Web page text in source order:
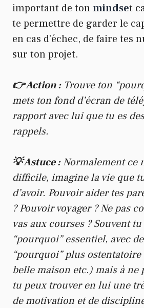
important de tonmindset
te permettre de garder le
en cas d’échec, de faire tes
sur ton projet.
👉 Action :Trouve ton
mets ton fond d’écran de
rapport avec lui que tu es
rappels.
💡 Astuce :Normalement ce
difficile, imagine la vie que
d’avoir. Pouvoir aider tes
? Pouvoir voyager ? Ne pas
vas aux courses ? Souvent
“pourquoi” essentiel, avec
“pourquoi” plus
belle maison etc.) mais à ne
tu peux trouver en lui une
de motivation et de